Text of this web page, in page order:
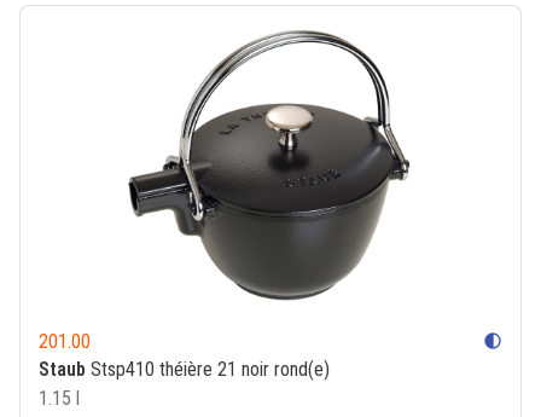
201.00 contrast
Staub Stsp410 théière 21 noir rond(e)
1.15 l